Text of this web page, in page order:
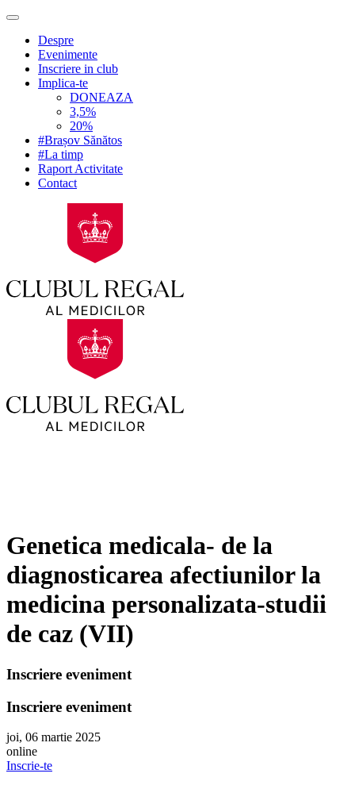
Despre
Evenimente
Inscriere in club
Implica-te
DONEAZA
3,5%
20%
#Brașov Sănătos
#La timp
Raport Activitate
Contact
Genetica medicala- de la
diagnosticarea afectiunilor la
medicina personalizata-studii
de caz (VII)
Inscriere eveniment
Inscriere eveniment
joi, 06 martie 2025
online
Inscrie-te